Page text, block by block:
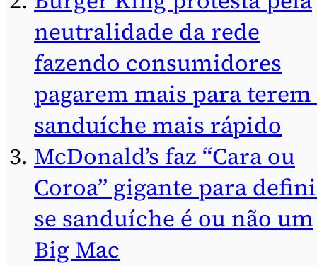
neutralidade da rede
fazendo consumidores
pagarem mais para terem
sanduíche mais rápido
McDonald’s faz “Cara ou
Coroa” gigante para
se sanduíche é ou não um
Big Mac